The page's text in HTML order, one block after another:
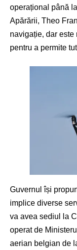
operațional până
Apărării, Theo
navigație, dar
pentru a permite
Guvernul își
implice diverse
va avea sediul la
operat de
aerian belgian de